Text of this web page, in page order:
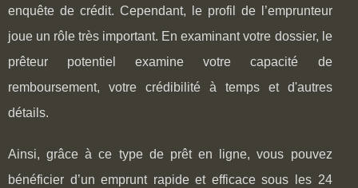
enquête de crédit. Cependant, le profil de l’emprunteur
joue un rôle très important. En examinant votre dossier, le
prêteur potentiel examine votre capacité de
remboursement, votre crédibilité à temps et d'autres
détails.
Ainsi, grâce à ce type de prêt en ligne, vous pouvez
bénéficier d’un emprunt rapide et efficace sous les 24